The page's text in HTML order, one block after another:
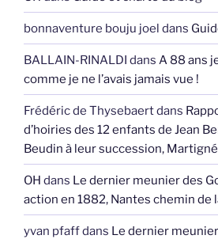
bonnaventure bouju joel dans
BALLAIN-RINALDI dans A 88 ans
comme je ne l’avais jamais vue !
Frédéric de Thysebaertdans
d’hoiries des 12 enfants de Jean
Beudin à leur succession,
OH dans Le dernier meunier des
action en 1882, Nantes chemin de
yvan pfaffdans Le dernier